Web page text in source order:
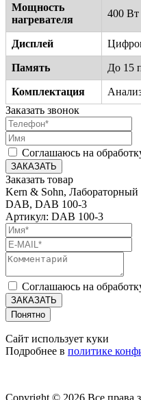
Мощность
нагревателя
400 Вт
Дисплей
Память До 15
Комплектация
Заказать звонок
Соглашаюсь на
ЗАКАЗАТЬ
Заказать товар
Kern & Sohn, Лабораторный
DAB, DAB 100-3
Артикул: DAB 100-3
Соглашаюсь на
ЗАКАЗАТЬ
Понятно
Сайт использует куки
Подробнее в политике
Copyright © 2026 Все права